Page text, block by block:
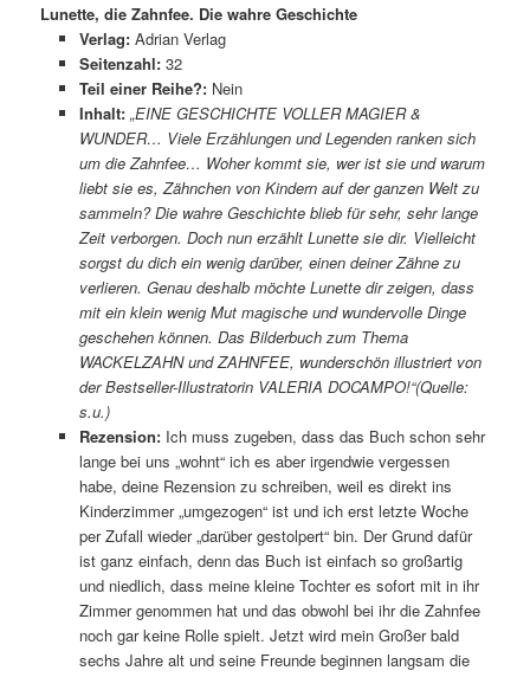
Lunette, die Zahnfee. Die wahre Geschichte
Verlag:Adrian Verlag
Seitenzahl: 32
Teil einer Reihe?:Nein
Inhalt: „EINE GESCHICHTE VOLLER MAGIER &
WUNDER… Viele Erzählungen und Legenden ranken sich
um die Zahnfee… Woher kommt sie, wer ist sie und warum
liebt sie es, Zähnchen von Kindern auf der ganzen Welt zu
sammeln? Die wahre Geschichte blieb für sehr, sehr lange
Zeit verborgen. Doch nun erzählt Lunette sie dir. Vielleicht
sorgst du dich ein wenig darüber, einen deiner Zähne zu
verlieren. Genau deshalb möchte Lunette dir zeigen, dass
mit ein klein wenig Mut magische und wundervolle Dinge
geschehen können. Das Bilderbuch zum Thema
WACKELZAHN und ZAHNFEE, wunderschön illustriert von
der Bestseller-Illustratorin VALERIA DOCAMPO!“(Quelle:
s.u.)
Rezension: Ich muss zugeben, dass das Buch schon sehr
lange bei uns „wohnt“ ich es aber irgendwie vergessen
habe, deine Rezension zu schreiben, weil es direkt ins
Kinderzimmer „umgezogen“ ist und ich erst letzte Woche
per Zufall wieder „darüber gestolpert“ bin. Der Grund dafür
ist ganz einfach, denn das Buch ist einfach so großartig
und niedlich, dass meine kleine Tochter es sofort mit in ihr
Zimmer genommen hat und das obwohl bei ihr die Zahnfee
noch gar keine Rolle spielt. Jetzt wird mein Großer bald
sechs Jahre alt und seine Freunde beginnen langsam die